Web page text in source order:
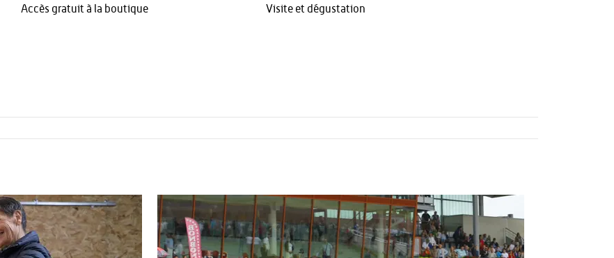
Accès gratuit à la boutique
Visite et dégustation